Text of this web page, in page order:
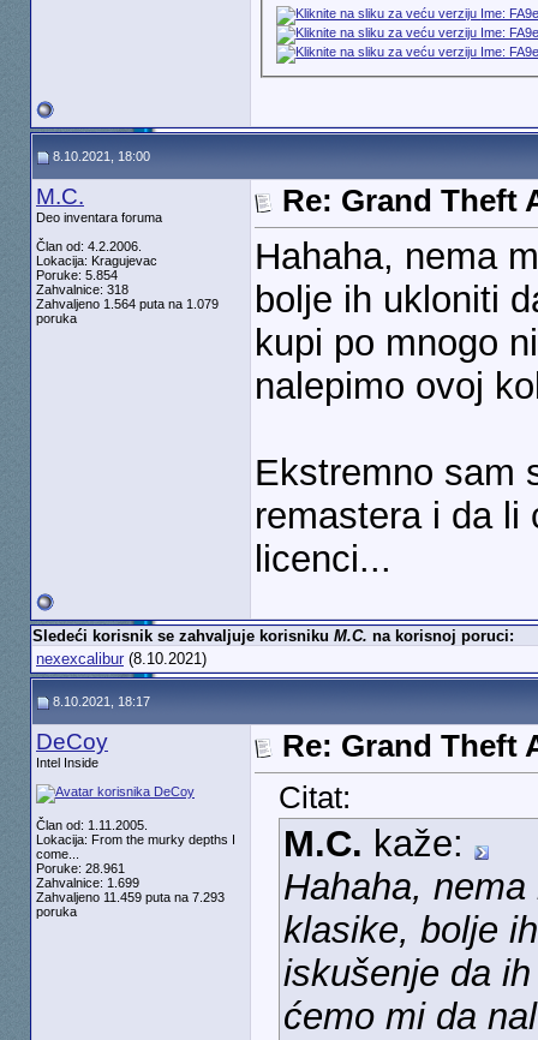
8.10.2021, 18:00
M.C.
Deo inventara foruma
Član od: 4.2.2006.
Lokacija: Kragujevac
Poruke: 5.854
Zahvalnice: 318
Zahvaljeno 1.564 puta na 1.079
poruka
Re: Grand Theft
Hahaha, nema
bolje ih ukloniti
kupi po mnogo
nalepimo ovoj
Ekstremno sam
remastera i da li
licenci...
Sledeći korisnik se zahvaljuje korisniku M.C. na korisnoj poruci:
nexexcalibur(8.10.2021)
8.10.2021, 18:17
DeCoy
Intel Inside
Član od: 1.11.2005.
Lokacija: From the murky depths I
come...
Poruke: 28.961
Zahvalnice: 1.699
Zahvaljeno 11.459 puta na 7.293
poruka
Re: Grand Theft
Citat:
M.C. kaže:
Hahaha,
klasike, bolje
iskušenje da
ćemo mi da